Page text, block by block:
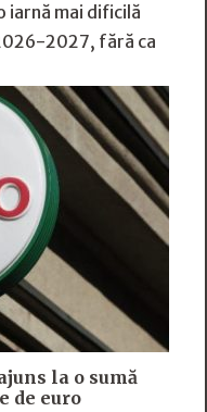
iarnă mai dificilă
2027, fără ca
la o sumă
de euro